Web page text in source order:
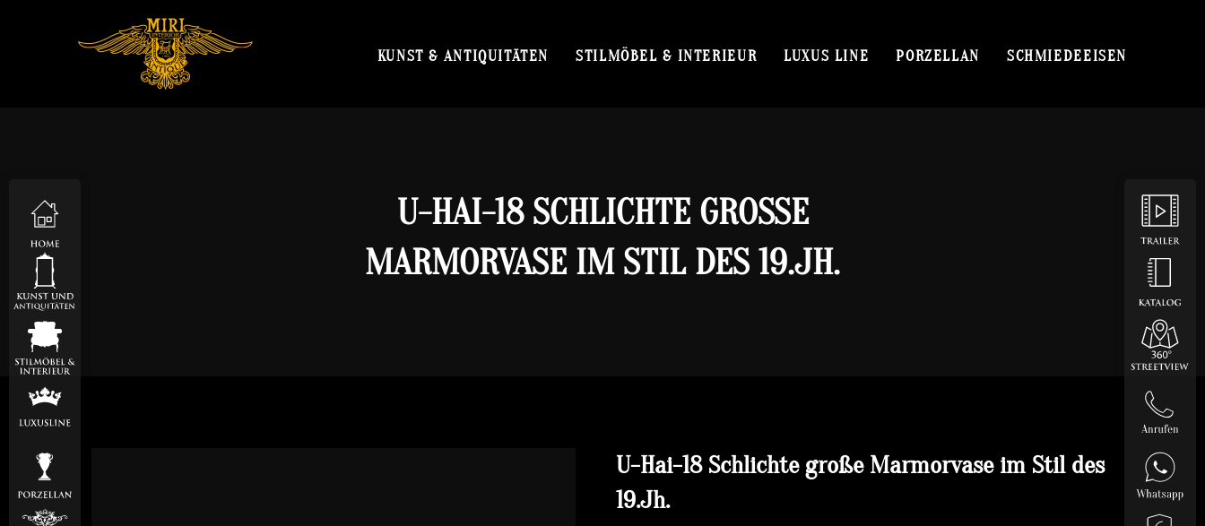
KUNST & ANTIQUITÄTEN STILMÖBEL & INTERIEUR LUXUS LINE PORZELLAN SCHMIEDEEISEN
U-HAI-18 SCHLICHTE GROSSE M
ARMORVASE IM STIL DES 19.JH.
U-Hai-18 Schlichte große Marmorvase im Stil des
19.Jh.